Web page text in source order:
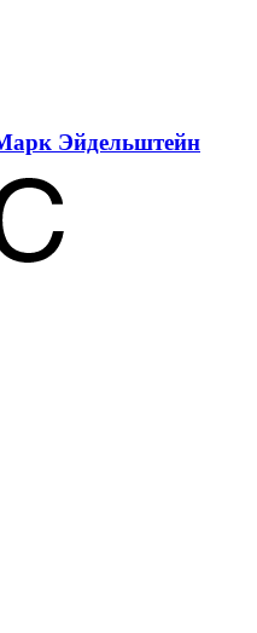
Эйдельштейн